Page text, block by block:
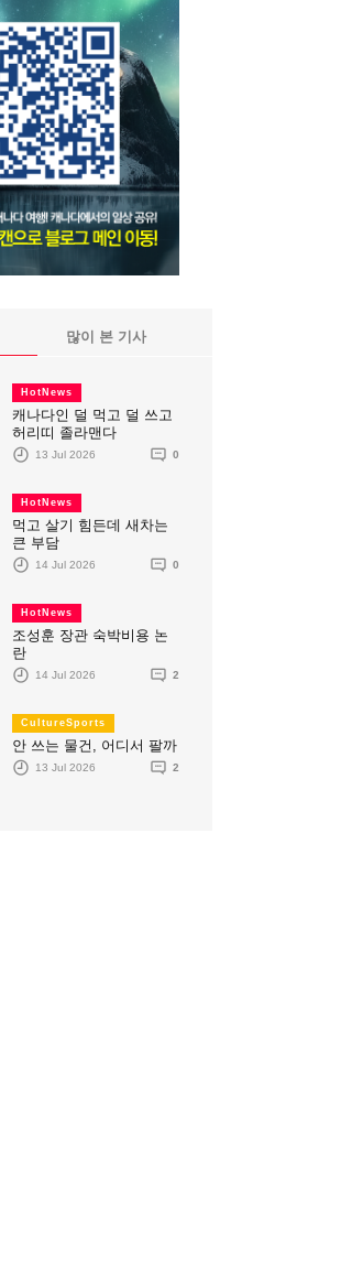
많이 본 기사
HotNews
캐나다인 덜 먹고 덜 쓰고
허리띠 졸라맨다
13 Jul 2026 0
HotNews
먹고 살기 힘든데 새차는
큰 부담
14 Jul 2026 0
HotNews
조성훈 장관 숙박비용 논
란
14 Jul 2026 2
CultureSports
안 쓰는 물건, 어디서 팔까
13 Jul 2026 2